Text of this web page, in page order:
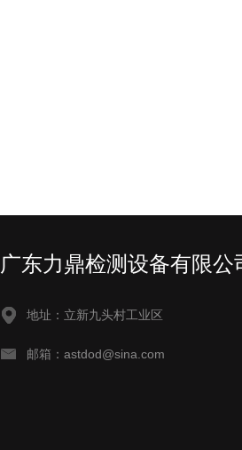
广东力鼎检测设备有限公
地址：立新九头村工业区
邮箱：astdod@sina.com